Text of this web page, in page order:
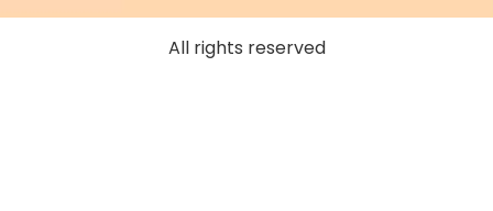
All rights reserved